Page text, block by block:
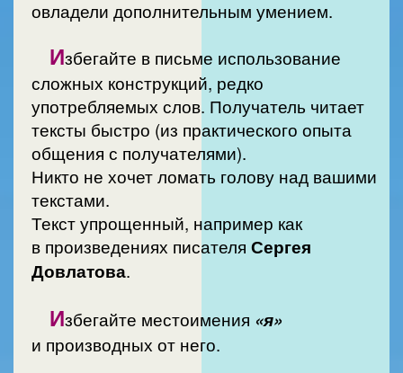
Избегайте в письме использование
сложных конструкций, редко
употребляемых слов. Получатель читает
тексты быстро (из практического опыта
общения с получателями).
Никто не хочет ломать голову над вашими
текстами.
Текст упрощенный, например как
в произведениях писателя Сергея
Довлатова.
Избегайте местоимения «я»